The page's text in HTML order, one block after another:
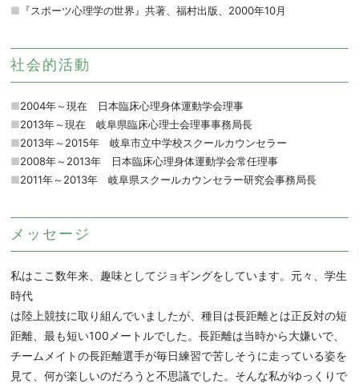
『スポーツ心理学の世界』共著、福村出版、2000年10月
社会的活動
2004年～現在 日本臨床心理身体運動学会理事
2013年～現在 岐阜県臨床心理士会理事事務局長
2013年～2015年 岐阜市立中学校スクールカウンセラー
2008年～2013年 日本臨床心理身体運動学会常任理事
2011年～2013年 岐阜県スクールカウンセラー研究会事務局長
メッセージ
私はここ数年来、趣味としてジョギングをしています。元々、学生
時代
は陸上競技に取り組んでいましたが、種目は長距離とは正反対の短
距離、最も短い100メートルでした。長距離は当時から大嫌いで、
チームメイトの長距離選手が毎日練習で苦しそうに走っている姿を
見て、何が楽しいのだろうと不思議でした。そんな私がゆっくりで